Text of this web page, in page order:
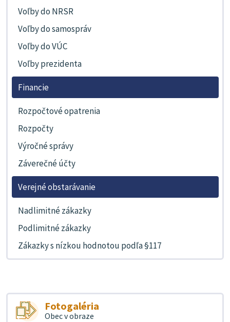
Voľby do NRSR
Voľby do samospráv
Voľby do VÚC
Voľby prezidenta
Financie
Rozpočtové opatrenia
Rozpočty
Výročné správy
Záverečné účty
Verejné obstarávanie
Nadlimitné zákazky
Podlimitné zákazky
Zákazky s nízkou hodnotou podľa §117
Fotogaléria
Obec v obraze